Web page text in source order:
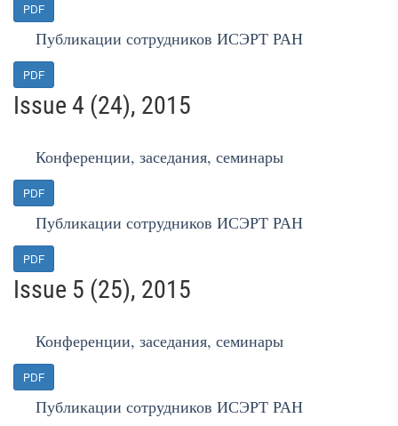
PDF
Публикации сотрудников ИСЭРТ РАН
PDF
Issue 4 (24), 2015
Конференции, заседания, семинары
PDF
Публикации сотрудников ИСЭРТ РАН
PDF
Issue 5 (25), 2015
Конференции, заседания, семинары
PDF
Публикации сотрудников ИСЭРТ РАН